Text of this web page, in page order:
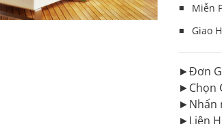
Miễn
Giao
►Đơn
►Chọn
►Nhấn
►Liên